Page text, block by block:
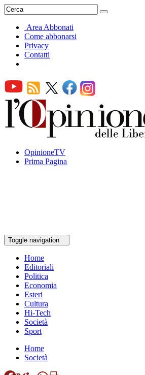
Area Abbonati
Come abbonarsi
Privacy
Contatti
OpinioneTV
Prima Pagina
Toggle navigation
Home
Editoriali
Politica
Economia
Esteri
Cultura
Hi-Tech
Società
Sport
Home
Società